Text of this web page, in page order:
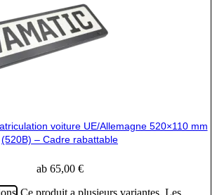
voiture UE/Allemagne 520×110 mm
(520B) – Cadre rabattable
ab 65,00 €